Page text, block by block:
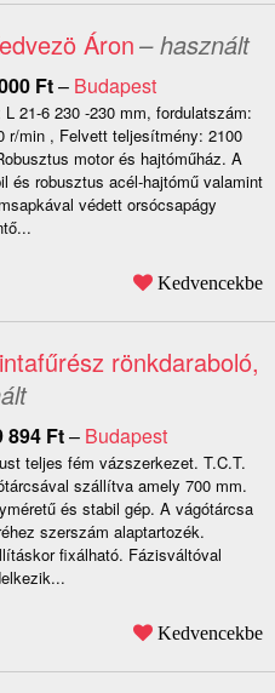
Áron– használt
Ft– Budapest
L 21-6 230 -230 mm, fordulatszám:
r/min , Felvett teljesítmény: 2100
motor és hajtóműház. A
és robusztus acél-hajtómű valamint
védett orsócsapágy
Kedvencekbe
rönkdaraboló,
894 Ft– Budapest
teljes fém vázszerkezet. T.C.T.
szállítva amely 700 mm.
és stabil gép. A vágótárcsa
szerszám alaptartozék.
fixálható. Fázisváltóval
Kedvencekbe